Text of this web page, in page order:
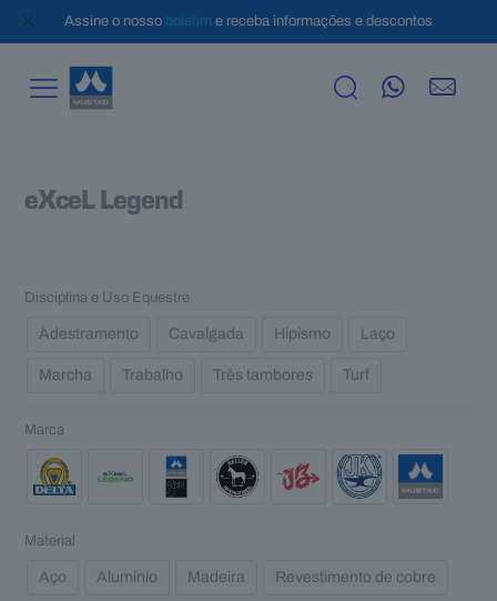
Assine o nosso boletim e receba informações e descontos
eXceL Legend
Disciplina e Uso Equestre
Adestramento Cavalgada Hipismo Laço
Marcha Trabalho Três tambores Turf
Marca
Material
Aço Alumínio Madeira Revestimento de cobre